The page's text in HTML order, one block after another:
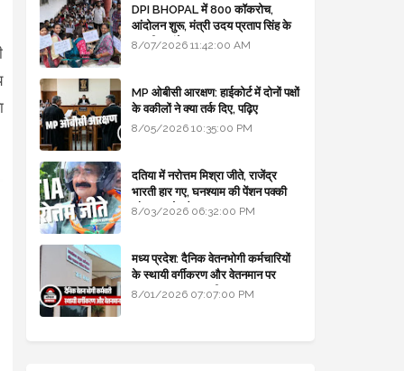
DPI BHOPAL में 800 कॉकरोच,
आंदोलन शुरू, मंत्री उदय प्रताप सिंह के
घर भी जाएंगे
8/07/2026 11:42:00 AM
MP ओबीसी आरक्षण: हाईकोर्ट में दोनों पक्षों
के वकीलों ने क्या तर्क दिए, पढ़िए
8/05/2026 10:35:00 PM
दतिया में नरोत्तम मिश्रा जीते, राजेंद्र
भारती हार गए, घनश्याम की पेंशन पक्की
और आशुतोष बैक टू...
8/03/2026 06:32:00 PM
मध्य प्रदेश: दैनिक वेतनभोगी कर्मचारियों
के स्थायी वर्गीकरण और वेतनमान पर
सरकार का बड़ा स्पष्टीकरण
8/01/2026 07:07:00 PM